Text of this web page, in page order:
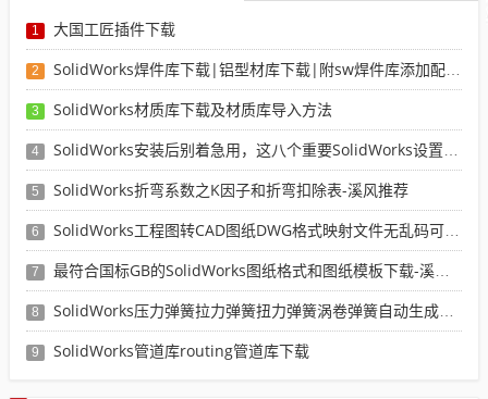
1 大国工匠插件下载
2 SolidWorks焊件库下载|铝型材库下载|附sw焊件库添加配置使用教程
3 SolidWorks材质库下载及材质库导入方法
4 SolidWorks安装后别着急用，这八个重要SolidWorks设置可以提高你的画图效率
5 SolidWorks折弯系数之K因子和折弯扣除表-溪风推荐
6 SolidWorks工程图转CAD图纸DWG格式映射文件无乱码可分层-溪风亲测推荐
7 最符合国标GB的SolidWorks图纸格式和图纸模板下载-溪风专用版
8 SolidWorks压力弹簧拉力弹簧扭力弹簧涡卷弹簧自动生成宏程序下载
9 SolidWorks管道库routing管道库下载